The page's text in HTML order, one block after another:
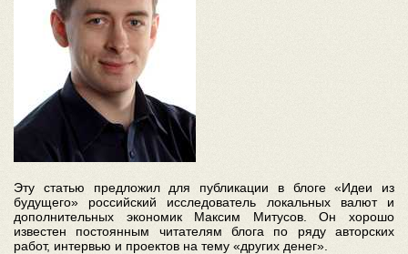
Эту статью предложил для публикации в блоге «Идеи из
будущего» российский исследователь локальных валют и
дополнительных экономик Максим Митусов. Он хорошо
известен постоянным читателям блога по ряду авторских
работ, интервью и проектов на тему «других денег».